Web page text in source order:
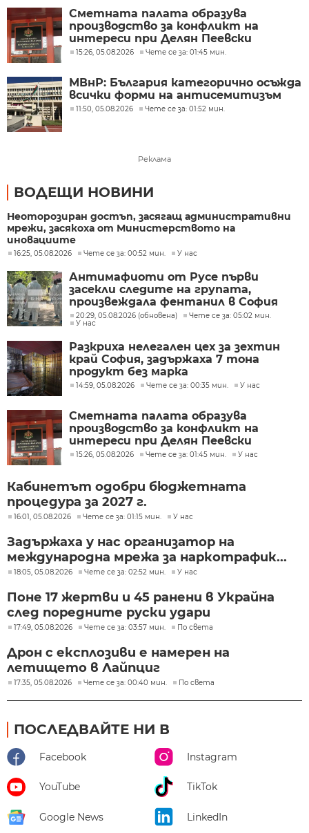
Сметната палата образува
производство за конфликт на
интереси при Делян Пеевски
15:26, 05.08.2026 Чете се за: 01:45 мин.
МВнР: България категорично осъжда
всички форми на антисемитизъм
11:50, 05.08.2026 Чете се за: 01:52 мин.
Реклама
ВОДЕЩИ НОВИНИ
Неоторозиран достъп, засягащ административни
мрежи, засякоха от Министерството на
иновациите
16:25, 05.08.2026 Чете се за: 00:52 мин. У нас
Антимафиоти от Русе първи
засекли следите на групата,
произвеждала фентанил в София
20:29, 05.08.2026 (обновена)
Чете се за: 05:02 мин.
У нас
Разкриха нелегален цех за зехтин
край София, задържаха 7 тона
продукт без марка
14:59, 05.08.2026 Чете се за: 00:35 мин. У нас
Сметната палата образува
производство за конфликт на
интереси при Делян Пеевски
15:26, 05.08.2026 Чете се за: 01:45 мин. У нас
Кабинетът одобри бюджетната
процедура за 2027 г.
16:01, 05.08.2026 Чете се за: 01:15 мин. У нас
Задържаха у нас организатор на
международна мрежа за наркотрафик...
18:05, 05.08.2026 Чете се за: 02:52 мин. У нас
Поне 17 жертви и 45 ранени в Украйна
след поредните руски удари
17:49, 05.08.2026 Чете се за: 03:57 мин. По света
Дрон с експлозиви е намерен на
летището в Лайпциг
17:35, 05.08.2026 Чете се за: 00:40 мин. По света
ПОСЛЕДВАЙТЕ НИ В
Facebook Instagram
YouTube TikTok
Google News LinkedIn